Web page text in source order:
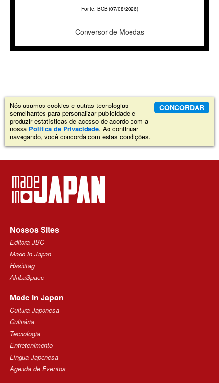
Fonte: BCB (07/08/2026)
Conversor de Moedas
Nós usamos cookies e outras tecnologias
semelhantes para personalizar publicidade e
produzir estatísticas de acesso de acordo com a
nossa Política de Privacidade. Ao continuar
navegando, você concorda com estas condições.
CONCORDAR
Nossos Sites
Editora JBC
Made in Japan
Hashitag
AkibaSpace
Made in Japan
Cultura Japonesa
Culinária
Tecnologia
Entretenimento
Língua Japonesa
Agenda de Eventos